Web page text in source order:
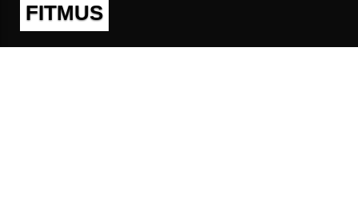
FITMUS